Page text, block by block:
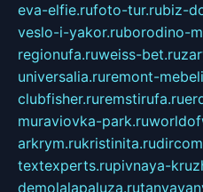
eva-elfie.rufoto-tur.rubiz-
veslo-i-yakor.ruborodino-
regionufa.ruweiss-bet.ru
universalia.ruremont-
clubfisher.ruremstirufa.ru
muraviovka-park.ru
arkrym.rukristinita.ru
textexperts.rupivnaya-
demolalapaluza.ru